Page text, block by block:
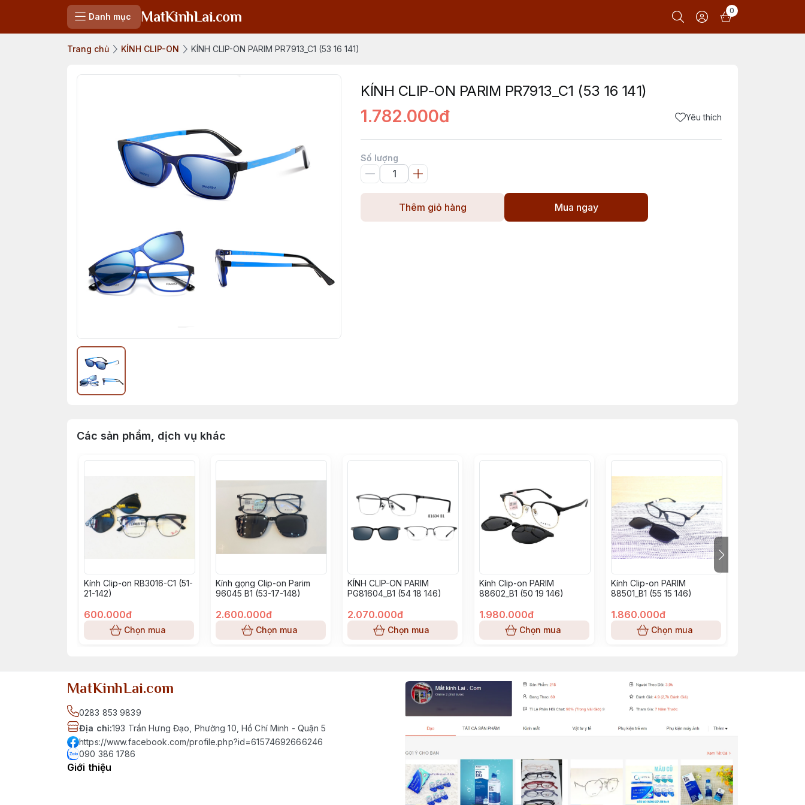
Danh mục MatKinhLai.com 0
Trang chủ KÍNH CLIP-ON KÍNH CLIP-ON PARIM PR7913_C1 (53 16 141)
KÍNH CLIP-ON PARIM PR7913_C1 (53 16 141)
1.782.000đ Yêu thích
Số lượng
Thêm giỏ hàng Mua ngay
Các sản phẩm, dịch vụ khác
Kính Clip-on RB3016-C1 (51-
21-142)
600.000đ
Chọn mua
Kính gọng Clip-on Parim
96045 B1 (53-17-148)
2.600.000đ
Chọn mua
KÍNH CLIP-ON PARIM
PG81604_B1 (54 18 146)
2.070.000đ
Chọn mua
Kính Clip-on PARIM
88602_B1 (50 19 146)
1.980.000đ
Chọn mua
Kính Clip-on PARIM
88501_B1 (55 15 146)
1.860.000đ
Chọn mua
MatKinhLai.com
0283 853 9839
Địa chỉ:193 Trần Hưng Đạo, Phường 10, Hồ Chí Minh - Quận 5
https://www.facebook.com/profile.php?id=61574692666246
090 386 1786
Giới thiệu